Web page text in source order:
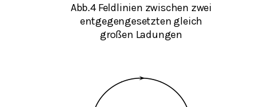
Abb.4 Feldlinien zwischen zwei
entgegengesetzten gleich
großen Ladungen